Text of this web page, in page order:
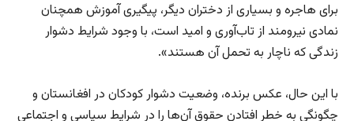
برای هاجره و بسیاری از دختران دیگر، پیگیری آموزش همچنان
نمادی نیرومند از تاب‌آوری و امید است، با وجود شرایط دشوار
زندگی که ناچار به تحمل آن هستند».
با این حال، عکس برنده، وضعیت دشوار کودکان در افغانستان و
چگونگی به خطر افتادن حقوق آن‌ها را در شرایط سیاسی و اجتماعی